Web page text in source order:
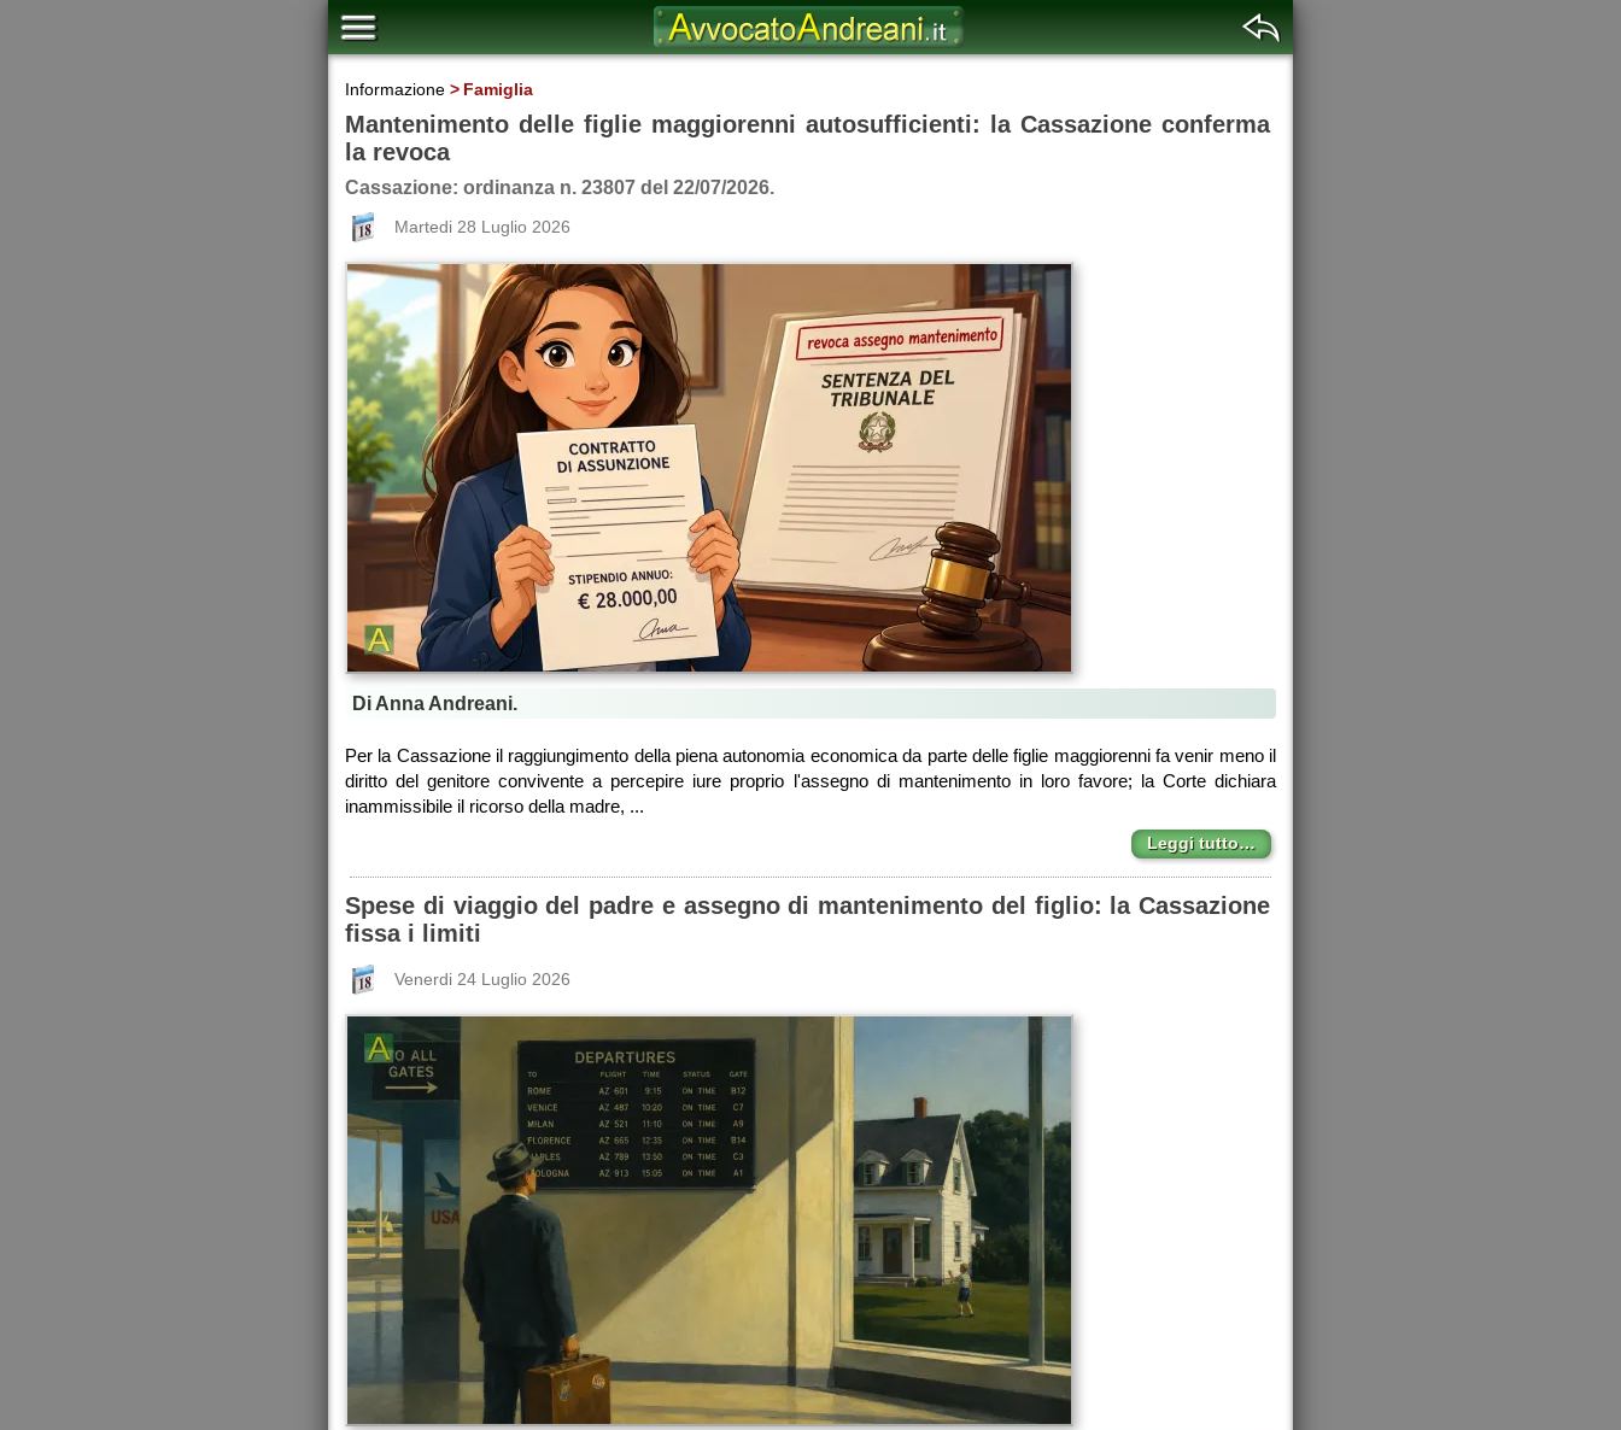
Informazione Famiglia
Mantenimento delle figlie maggiorenni autosufficienti: la Cassazione conferma
la revoca
Cassazione: ordinanza n. 23807 del 22/07/2026.
Martedi 28 Luglio 2026
Di Anna Andreani.
Per la Cassazione il raggiungimento della piena autonomia economica da parte delle figlie maggiorenni fa venir meno il
diritto del genitore convivente a percepire iure proprio l'assegno di mantenimento in loro favore; la Corte dichiara
inammissibile il ricorso della madre, ...
Leggi tutto…
Spese di viaggio del padre e assegno di mantenimento del figlio: la Cassazione
fissa i limiti
Venerdi 24 Luglio 2026